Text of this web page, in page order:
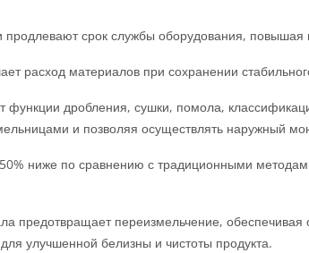
срок службы оборудования, повышая
расход материалов при сохранении
функции дробления, сушки, помола,
и позволяя осуществлять наружный
ниже по сравнению с традиционными
предотвращает переизмельчение,
улучшенной белизны и чистоты продукта.